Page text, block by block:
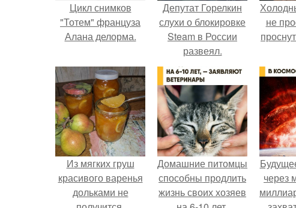
Цикл снимков
"Тотем" француза
Алана делорма.
Депутат Горелкин
слухи о блокировке
Steam в России
развеял.
не
Из мягких груш
красивого варенья
дольками не
Домашние питомцы
способны продлить
жизнь своих хозяев
через